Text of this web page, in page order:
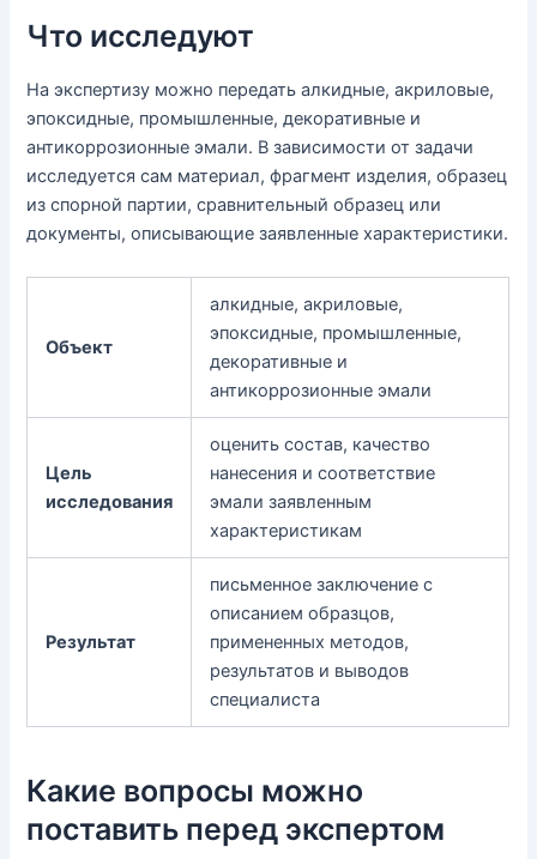
Что исследуют
На экспертизу можно передать алкидные, акриловые,
эпоксидные, промышленные, декоративные и
антикоррозионные эмали. В зависимости от задачи
исследуется сам материал, фрагмент изделия, образец
из спорной партии, сравнительный образец или
документы, описывающие заявленные характеристики.
Объект
алкидные, акриловые,
эпоксидные, промышленные,
декоративные и
антикоррозионные эмали
Цель
исследования
оценить состав, качество
нанесения и соответствие
эмали заявленным
характеристикам
Результат
письменное заключение с
описанием образцов,
примененных методов,
результатов и выводов
специалиста
Какие вопросы можно
поставить перед экспертом